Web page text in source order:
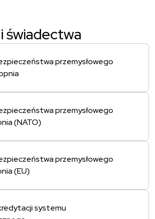
i świadectwa
przemysłowego
przemysłowego
(NATO)
przemysłowego
(EU)
systemu